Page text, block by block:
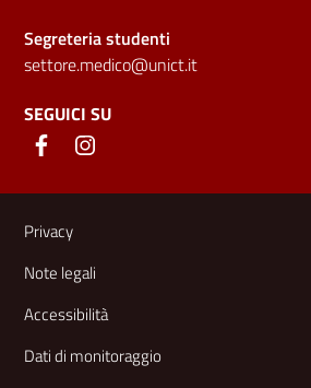
Segreteria studenti
settore.medico@unict.it
SEGUICI SU
Link e informazioni utili
Privacy
Note legali
Accessibilità
Dati di monitoraggio